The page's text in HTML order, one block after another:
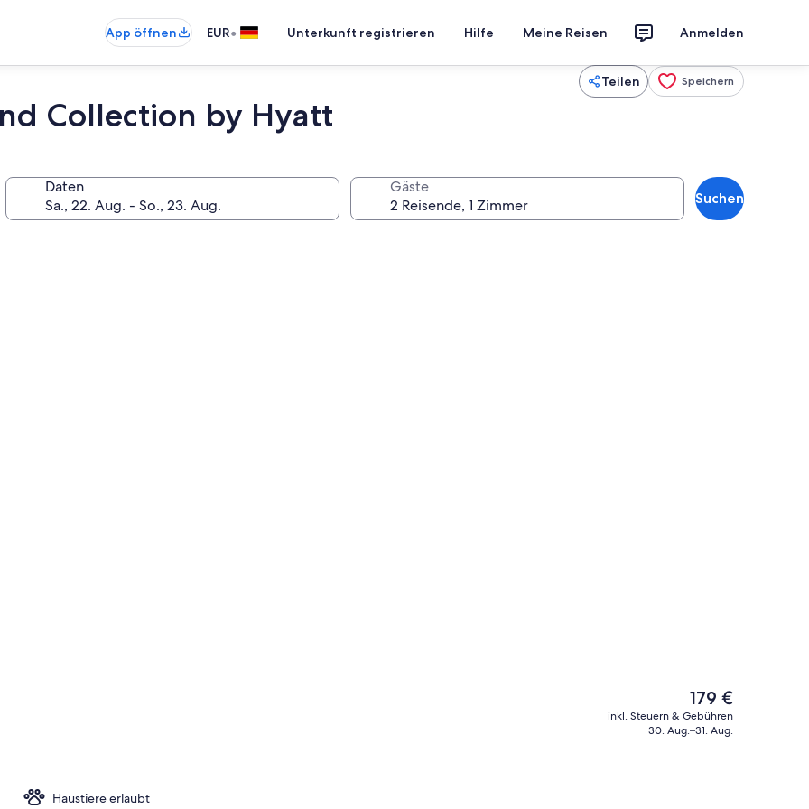
App öffnen EUR• Unterkunft registrieren Hilfe Meine Reisen Anmelden
Teilen Speichern
Collection by Hyatt
Daten Gäste
Suchen
Tagungsbereich
Haustiere erlaubt
Der
aktuelle
Preis
179 €
inkl. Steuern & Gebühren
30. Aug.–31. Aug.